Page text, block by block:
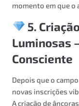
momento em que
5.
Luminosas
Consciente
Depois que o
novas inscrições
A criação de